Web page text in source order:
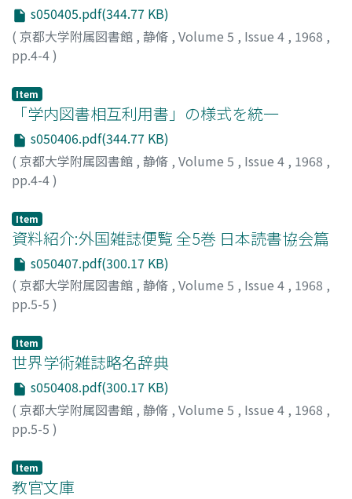
s050405.pdf(344.77 KB)
( 京都大学附属図書館 , 静脩 , Volume 5 , Issue 4 , 1968 ,
pp.4-4)
Item
「学内図書相互利用書」の様式を統一
s050406.pdf(344.77 KB)
( 京都大学附属図書館 , 静脩 , Volume 5 , Issue 4 , 1968 ,
pp.4-4)
Item
資料紹介:外国雑誌便覧 全5巻 日本読書協会篇
s050407.pdf(300.17 KB)
( 京都大学附属図書館 , 静脩 , Volume 5 , Issue 4 , 1968 ,
pp.5-5 )
Item
世界学術雑誌略名辞典
s050408.pdf(300.17 KB)
( 京都大学附属図書館 , 静脩 , Volume 5 , Issue 4 , 1968 ,
pp.5-5 )
Item
教官文庫